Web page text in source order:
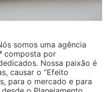
somos uma agência
composta por
Nossa paixão é
causar o “Efeito
para o mercado e para